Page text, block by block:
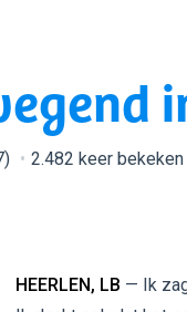
2.482 keer bekeken
HEERLEN, LB — Ik